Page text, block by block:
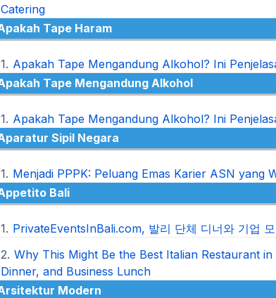
Catering
Apakah Tape Haram
Apakah Tape Mengandung Alkohol? Ini
Apakah Tape Mengandung Alkohol
Apakah Tape Mengandung Alkohol? Ini
Aparatur Sipil Negara
Menjadi PPPK: Peluang Emas Karier ASN yang
Appetito Bali
PrivateEventsInBali.com, 발리 단체 디너와 기업
Why This Might Be the Best Italian Restaurant
Dinner, and Business Lunch
Arsitektur Modern